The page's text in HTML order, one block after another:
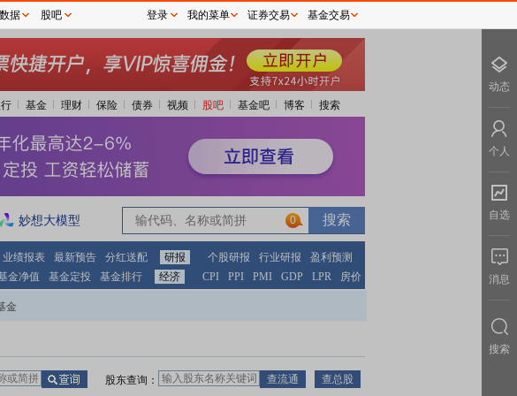
基金 理财 保险 债券 视频 股吧 基金吧 博客 搜索
妙想大模型 0
业绩报表 最新预告 分红送配 研报 个股研报 行业研报
盈利预测
金净值 基金定投 基金排行 经济 CPI PPI PMI GDP LPR 房价
金
股东查询：
据 股吧 登录 我的菜单 证券交易 基金交易
动态
个人
自选
消息
搜索